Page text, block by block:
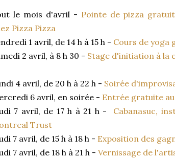
le mois d'avril - Pointe de pizza
Pizza Pizza
1 avril, de 14 h à 15 h - Cours de yoga
2 avril, à 8 h 30 - Stage d'initiation à la
4 avril, de 20 h à 22 h - Soirée
6 avril, en soirée - Entrée gratuite
7 avril, de 17 h à 21 h - Cabanasuc,
Trust
7 avril, de 15 h à 18 h - Exposition des
7 avril, de 18 h à 21 h - Vernissage de